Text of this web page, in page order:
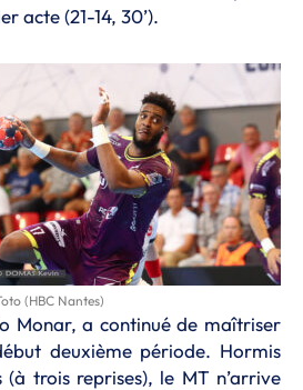
acte (21-14, 30’).
(HBC Nantes)
Monar, a continué de maîtriser
deuxième période. Hormis
trois reprises), le MT n’arrive